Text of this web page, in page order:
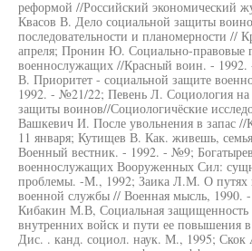
реформой //Российский экономический
Квасов В. Дело социальной защиты
последовательности и планомерности //
апреля; Пронин Ю. Социально-правовые
военнослужащих //Красный воин. - 1992.
В. Приоритет - социальной защите
1992. - №21/22; Певень Л. Социология на
защиты воинов//Социологичёские
Вашкевич И. После увольнения в запас //
11 января; Кутищев В. Как. живешь,
Военный вестник. - 1992. - №9;
военнослужащих Вооруженных Сил:
проблемы. -М., 1992; Заика Л.М. О путях
военной службы // Военная мысль,
Кибакин М.В, Социальная
внутренних войск и пути ее повышения
Дис. . канд. социол. наук. М., 1995; Скок